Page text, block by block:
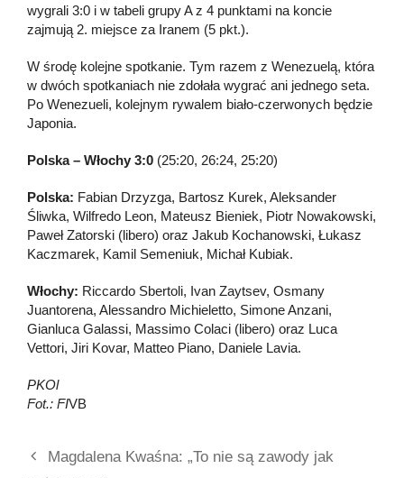
wygrali 3:0 i w tabeli grupy A z 4 punktami na koncie
zajmują 2. miejsce za Iranem (5 pkt.).
W środę kolejne spotkanie. Tym razem z Wenezuelą, która
w dwóch spotkaniach nie zdołała wygrać ani jednego seta.
Po Wenezueli, kolejnym rywalem biało-czerwonych będzie
Japonia.
Polska – Włochy 3:0 (25:20, 26:24, 25:20)
Polska: Fabian Drzyzga, Bartosz Kurek, Aleksander
Śliwka, Wilfredo Leon, Mateusz Bieniek, Piotr Nowakowski,
Paweł Zatorski (libero) oraz Jakub Kochanowski, Łukasz
Kaczmarek, Kamil Semeniuk, Michał Kubiak.
Włochy: Riccardo Sbertoli, Ivan Zaytsev, Osmany
Juantorena, Alessandro Michieletto, Simone Anzani,
Gianluca Galassi, Massimo Colaci (libero) oraz Luca
Vettori, Jiri Kovar, Matteo Piano, Daniele Lavia.
PKOl
Fot.: FIVB
Magdalena Kwaśna: „To nie są zawody jak